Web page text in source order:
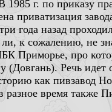
1985 г. по приказу
приватизация
года назад
ли, к сожалению, не
Приморье, про
(Довгань). Речь
как пивзавод
разное время также